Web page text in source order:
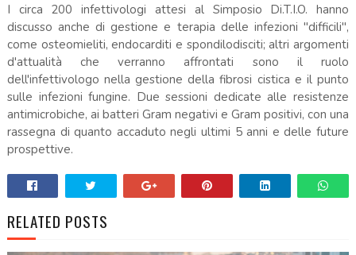
I circa 200 infettivologi attesi al Simposio Di.T.I.O. hanno
discusso anche di gestione e terapia delle infezioni "difficili",
come osteomieliti, endocarditi e spondilodisciti; altri argomenti
d'attualità che verranno affrontati sono il ruolo
dell'infettivologo nella gestione della fibrosi cistica e il punto
sulle infezioni fungine. Due sessioni dedicate alle resistenze
antimicrobiche, ai batteri Gram negativi e Gram positivi, con una
rassegna di quanto accaduto negli ultimi 5 anni e delle future
prospettive.
RELATED POSTS